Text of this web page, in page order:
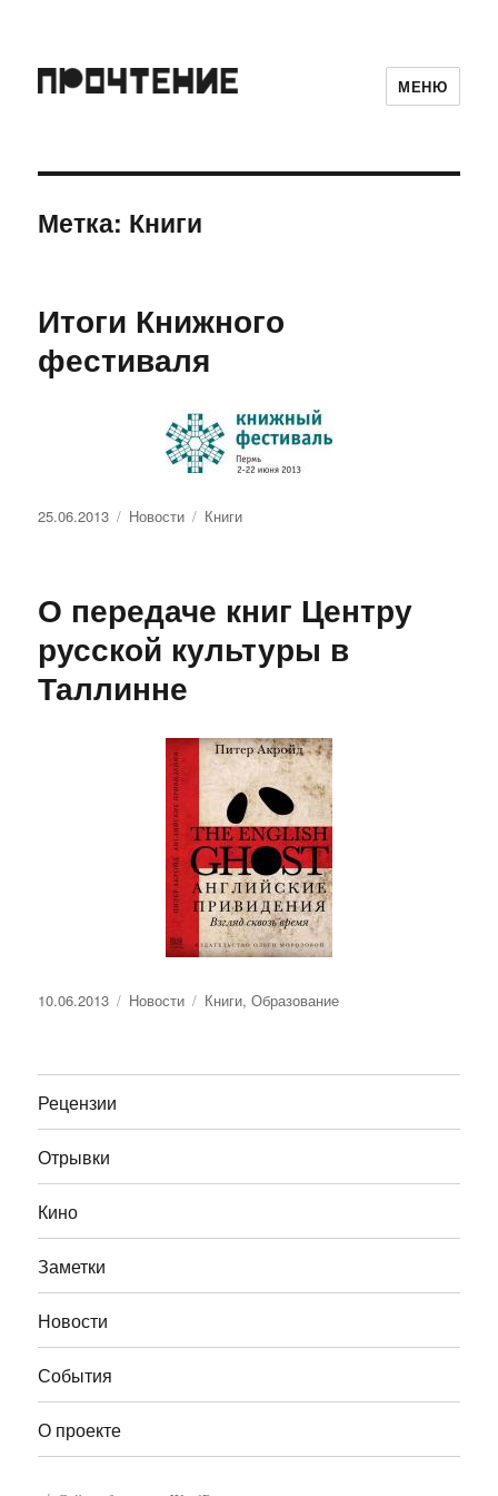
МЕНЮ
Метка: Книги
Итоги Книжного
фестиваля
Опубликовано
25.06.2013 Рубрики
Новости Метки
Книги
О передаче книг Центру
русской культуры в
Таллинне
Опубликовано
10.06.2013 Рубрики
Новости Метки
Книги,Образование
Рецензии
Отрывки
Кино
Заметки
Новости
События
О проекте